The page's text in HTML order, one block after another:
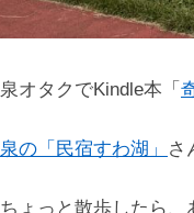
オタクでKindle本「
の「民宿すわ湖」 さ
ょっと散歩したら、